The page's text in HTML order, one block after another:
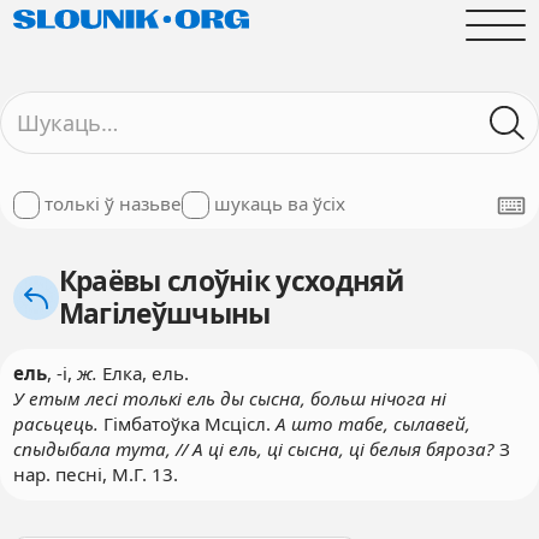
толькі ў назьве шукаць ва ўсіх
Краёвы слоўнік усходняй
Магілеўшчыны
ель, -і,ж. Елка, ель.
У етым лесі толькі ель ды сысна, больш нічога ні
расьцець. Гімбатоўка Мсцісл.А што табе, сылавей,
спыдыбала тута, // А ці ель, ці сысна, ці белыя бяроза?З
нар. песні, М.Г. 13.